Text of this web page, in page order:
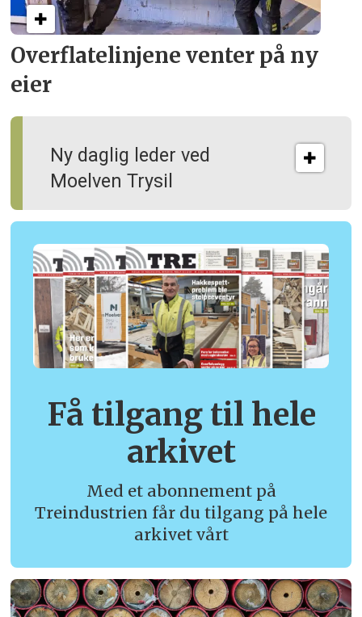
Overflate­linjene venter på ny
eier
Ny daglig leder ved
Moelven Trysil
Få tilgang til hele
arkivet
Med et abonnement på
Treindustrien får du tilgang på hele
arkivet vårt